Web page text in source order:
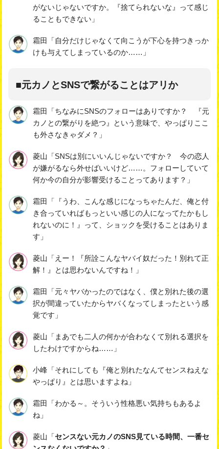
がないじゃないですか。『捨てられないな』って感じ
ることもできない」
霜田「自分だけじゃなくて向こうが下心を持つきっか
けも与えてしまっているのか……」
■元カノとSNSで繋がることはアリか
霜田「ちなみにSNSのフォローはありですか？ 『元
カノとの繋がりを絶つ』という意味で、やっぱりここ
も外さなきゃダメ？」
菱山「SNSは別にいいんじゃないですか？ 今の恋人
が嫌がるなら外せばいいけど……。フォローしていて
何か今の自分が影響受けることってあります？」
霜田「『うわ、こんな感じになっちゃたんだ、俺と付
き合っていればもっといい感じの人になってたかもし
れないのに！』って、ショックを受けることはありま
す」
菱山「えー！『所詮こんなヤバイ奴だった！別れて正
解！』とは思わないんですね！」
霜田「元々ヤバかったのではなく、僕と別れた後の選
択が間違っていたからヤバくなってしまったという感
覚です」
菱山「まあでも二人の何かが合わなくて別れる選択を
したわけですからね……」
小峰「それにしても『俺と別れたなんてセンスねえな
やっぱり』とは思いますよね」
霜田「わかる～。そういう性格悪い気持ちもあるよ
ね」
菱山「センスない元カノのSNS見ている時間、一番セ